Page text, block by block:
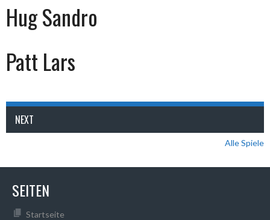
Hug Sandro
Patt Lars
NEXT
Alle Spiele
SEITEN
Startseite